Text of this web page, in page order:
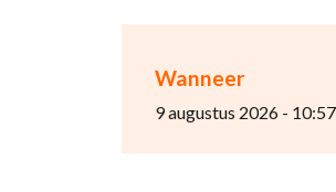
Wanneer
9 augustus 2026 - 10:57